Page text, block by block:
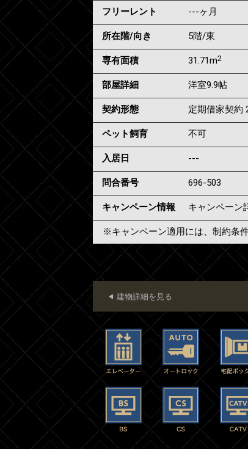
フリーレント ---ヶ月
所在階/向き 5階/東
専有面積 31.71m2
部屋詳細 洋室9.9帖
契約形態 定期借家契約
ペット飼育 不可
入居日 ---
問合番号 696-503
キャンペーン情報 キャンペーン
※キャンペーン適用には、制約条
建物詳細を見る